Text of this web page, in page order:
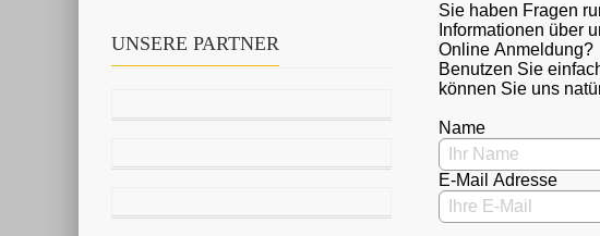
UNSERE PARTNER
Sie haben Fragen
Informationen über unsere Dienstleistungen? Sie
Online Anmeldung?
Benutzen Sie
können Sie uns
Name
E-Mail Adresse